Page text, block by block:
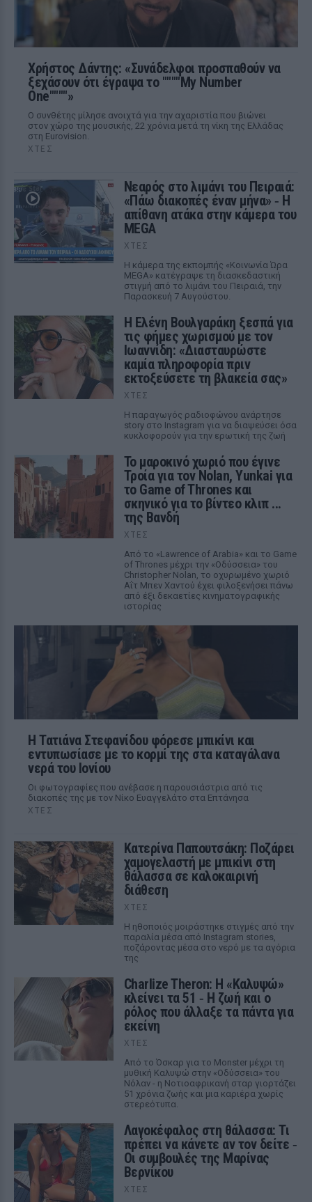
Χρήστος Δάντης: «Συνάδελφοι προσπαθούν να
ξεχάσουν ότι έγραψα το """"My Number
One""""»
Ο συνθέτης μίλησε ανοιχτά για την αχαριστία που βιώνει
στον χώρο της μουσικής, 22 χρόνια μετά τη νίκη της Ελλάδας
στη Eurovision.
ΧΤΕΣ
Νεαρός στο λιμάνι του Πειραιά:
«Πάω διακοπές έναν μήνα» ‑ Η
απίθανη ατάκα στην κάμερα του
MEGA
ΧΤΕΣ
Η κάμερα της εκπομπής «Κοινωνία Ώρα
MEGA» κατέγραψε τη διασκεδαστική
στιγμή από το λιμάνι του Πειραιά, την
Παρασκευή 7 Αυγούστου.
Η Ελένη Βουλγαράκη ξεσπά για
τις φήμες χωρισμού με τον
Ιωαννίδη: «Διασταυρώστε
καμία πληροφορία πριν
εκτοξεύσετε τη βλακεία σας»
ΧΤΕΣ
Η παραγωγός ραδιοφώνου ανάρτησε
story στο Instagram για να διαψεύσει όσα
κυκλοφορούν για την ερωτική της ζωή
Το μαροκινό χωριό που έγινε
Τροία για τον Nolan, Yunkai για
το Game of Thrones και
σκηνικό για το βίντεο κλιπ ...
της Βανδή
ΧΤΕΣ
Από το «Lawrence of Arabia» και το Game
of Thrones μέχρι την «Οδύσσεια» του
Christopher Nolan, το οχυρωμένο χωριό
Αΐτ Μπεν Χαντού έχει φιλοξενήσει πάνω
από έξι δεκαετίες κινηματογραφικής
ιστορίας
Η Τατιάνα Στεφανίδου φόρεσε μπικίνι και
εντυπωσίασε με το κορμί της στα καταγάλανα
νερά του Ιονίου
Οι φωτογραφίες που ανέβασε η παρουσιάστρια από τις
διακοπές της με τον Νίκο Ευαγγελάτο στα Επτάνησα
ΧΤΕΣ
Κατερίνα Παπουτσάκη: Ποζάρει
χαμογελαστή με μπικίνι στη
θάλασσα σε καλοκαιρινή
διάθεση
ΧΤΕΣ
Η ηθοποιός μοιράστηκε στιγμές από την
παραλία μέσα από Instagram stories,
ποζάροντας μέσα στο νερό με τα αγόρια
της
Charlize Theron: Η «Καλυψώ»
κλείνει τα 51 ‑ H ζωή και ο
ρόλος που άλλαξε τα πάντα για
εκείνη
ΧΤΕΣ
Από το Όσκαρ για το Monster μέχρι τη
μυθική Καλυψώ στην «Οδύσσεια» του
Νόλαν - η Νοτιοαφρικανή σταρ γιορτάζει
51 χρόνια ζωής και μια καριέρα χωρίς
στερεότυπα.
Λαγοκέφαλος στη θάλασσα: Τι
πρέπει να κάνετε αν τον δείτε ‑
Οι συμβουλές της Μαρίνας
Βερνίκου
ΧΤΕΣ